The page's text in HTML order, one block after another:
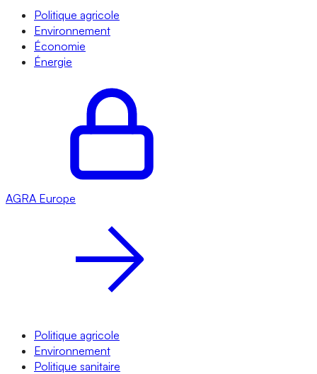
Politique agricole
Environnement
Économie
Énergie
AGRA Europe
Politique agricole
Environnement
Politique sanitaire